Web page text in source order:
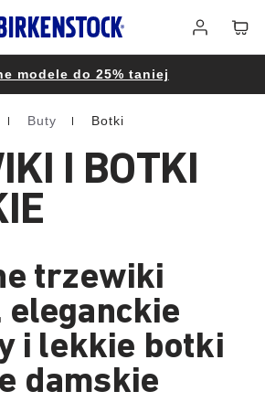
się
modele do 25% taniej
Buty Botki
I BOTKI
trzewiki
eleganckie
i lekkie botki
damskie